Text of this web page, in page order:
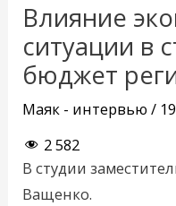
Влияние
ситуации в
бюджет
Маяк - интервью /
2 582
В студии
Ващенко.
записям